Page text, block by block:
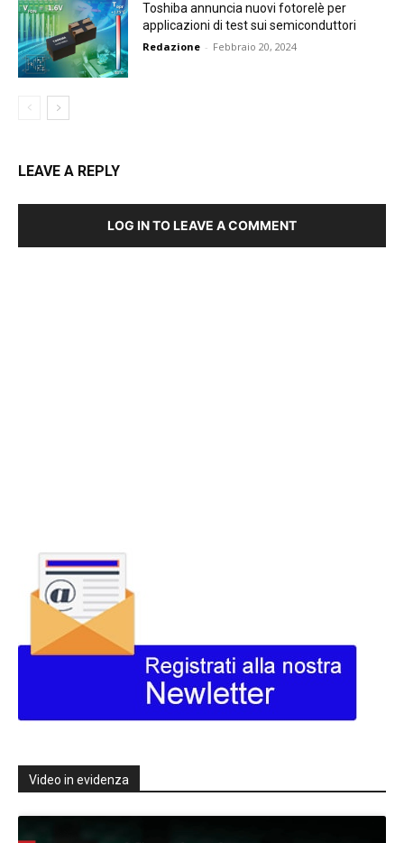
Toshiba annuncia nuovi fotorelè per
applicazioni di test sui semiconduttori
Redazione - Febbraio 20, 2024
LEAVE A REPLY
LOG IN TO LEAVE A COMMENT
Video in evidenza